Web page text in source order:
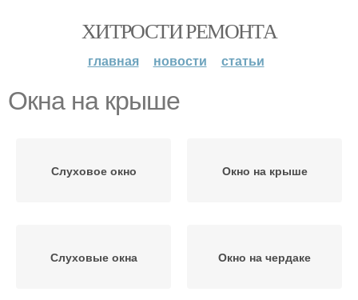
ХИТРОСТИ РЕМОНТА
главная новости статьи
Окна на крыше
Слуховое окно Окно на крыше
Слуховые окна Окно на чердаке